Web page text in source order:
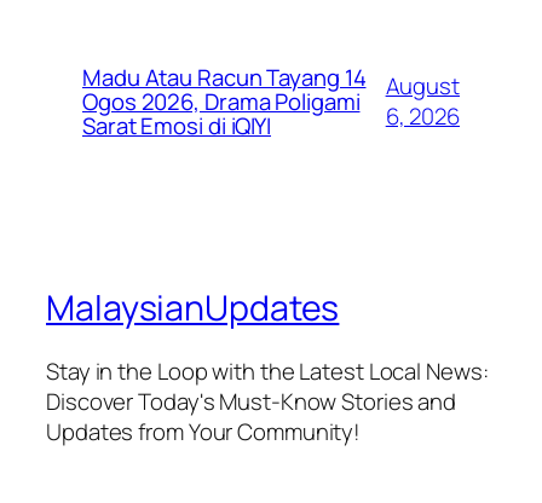
Madu Atau Racun Tayang 14
Ogos 2026, Drama Poligami
Sarat Emosi di iQIYI
August
6, 2026
MalaysianUpdates
Stay in the Loop with the Latest Local News:
Discover Today's Must-Know Stories and
Updates from Your Community!